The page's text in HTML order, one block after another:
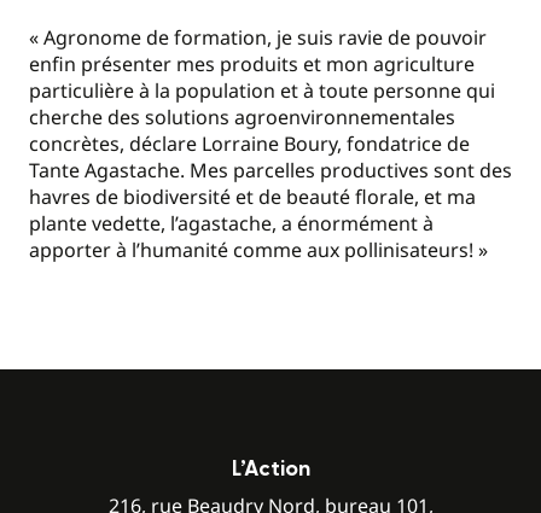
« Agronome de formation, je suis ravie de pouvoir
enfin présenter mes produits et mon agriculture
particulière à la population et à toute personne qui
cherche des solutions agroenvironnementales
concrètes, déclare Lorraine Boury, fondatrice de
Tante Agastache. Mes parcelles productives sont des
havres de biodiversité et de beauté florale, et ma
plante vedette, l’agastache, a énormément à
apporter à l’humanité comme aux pollinisateurs! »
L’Action
216, rue Beaudry Nord, bureau 101,